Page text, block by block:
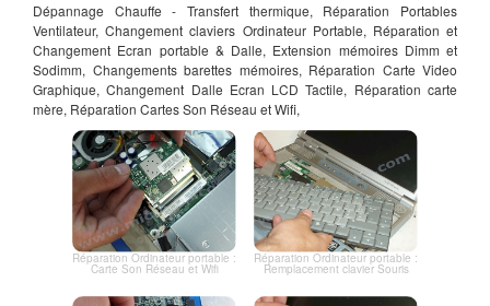
Dépannage Chauffe - Transfert thermique, Réparation Portables
Ventilateur, Changement claviers Ordinateur Portable, Réparation et
Changement Ecran portable & Dalle, Extension mémoires Dimm et
Sodimm, Changements barettes mémoires, Réparation Carte Video
Graphique, Changement Dalle Ecran LCD Tactile, Réparation carte
mère, Réparation Cartes Son Réseau et Wifi,
Réparation Ordinateur portable :
Carte Son Réseau et Wifi
Réparation Ordinateur portable :
Remplacement clavier Souris